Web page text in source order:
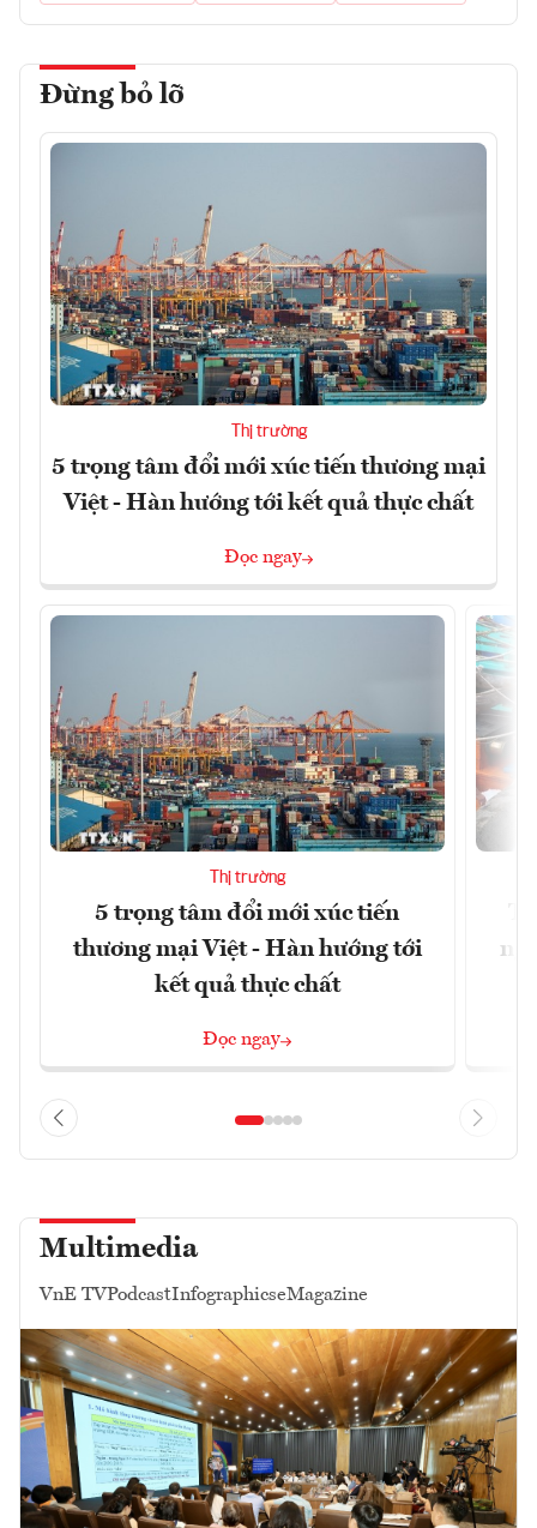
Đừng bỏ lỡ
Thị trường
5 trọng tâm đổi mới xúc tiến thương mại
Việt - Hàn hướng tới kết quả thực chất
Đọc ngay
Thị trường
5 trọng tâm đổi mới xúc tiến
thương mại Việt - Hàn hướng tới
kết quả thực chất
Đọc ngay
Multimedia
VnE TVPodcastInfographicseMagazine